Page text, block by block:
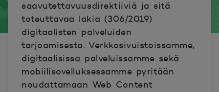
saavutettavuusdirektiiviä ja sitä
toteuttavaa lakia (306/2019)
digitaalisten palveluiden
tarjoamisesta. Verkkosivuistoissamme,
digitaalisissa palveluissamme sekä
mobiilisovelluksessamme pyritään
noudattamaan Web Content